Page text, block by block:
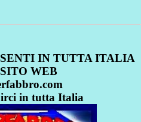
IN TUTTA ITALIA
WEB
in tutta Italia